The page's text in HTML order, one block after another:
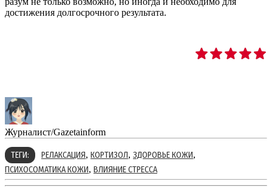
достижения долгосрочного результата.
Журналист/Gazetainform
ТЕГИ: РЕЛАКСАЦИЯ, КОРТИЗОЛ, ЗДОРОВЬЕ КОЖИ,
ПСИХОСОМАТИКА КОЖИ, ВЛИЯНИЕ СТРЕССА